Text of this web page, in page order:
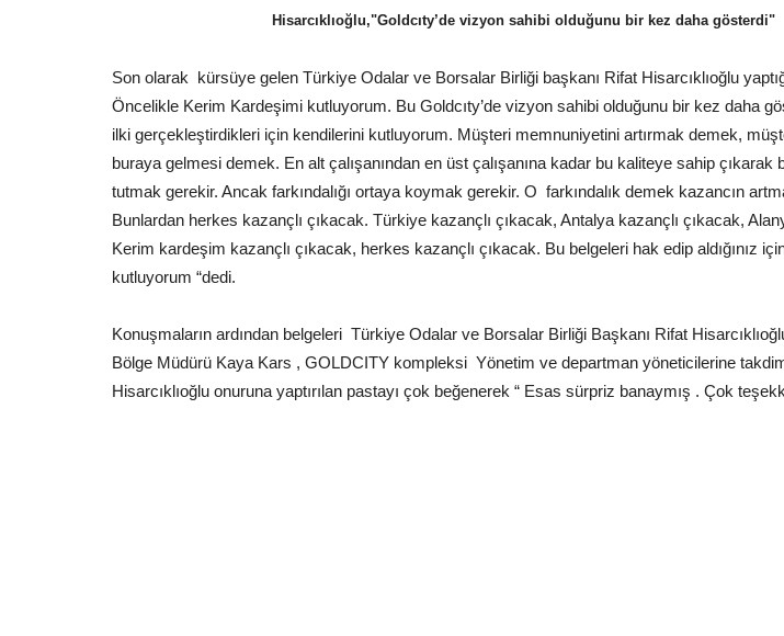
Hisarcıklıoğlu,"Goldcıty’de vizyon sahibi olduğunu bir kez daha gösterdi"
Son olarak kürsüye gelen Türkiye Odalar ve Borsalar Birliği başkanı Rifat Hisarcıklıoğlu
Öncelikle Kerim Kardeşimi kutluyorum. Bu Goldcıty’de vizyon sahibi olduğunu bir kez daha
ilki gerçekleştirdikleri için kendilerini kutluyorum. Müşteri memnuniyetini artırmak demek,
buraya gelmesi demek. En alt çalışanından en üst çalışanına kadar bu kaliteye sahip çıkarak
tutmak gerekir. Ancak farkındalığı ortaya koymak gerekir. O farkındalık demek kazancın
Bunlardan herkes kazançlı çıkacak. Türkiye kazançlı çıkacak, Antalya kazançlı çıkacak,
Kerim kardeşim kazançlı çıkacak, herkes kazançlı çıkacak. Bu belgeleri hak edip aldığınız
kutluyorum “dedi.
Konuşmaların ardından belgeleri Türkiye Odalar ve Borsalar Birliği Başkanı Rifat
Bölge Müdürü Kaya Kars , GOLDCITY kompleksi Yönetim ve departman yöneticilerine
Hisarcıklıoğlu onuruna yaptırılan pastayı çok beğenerek “ Esas sürpriz banaymış . Çok